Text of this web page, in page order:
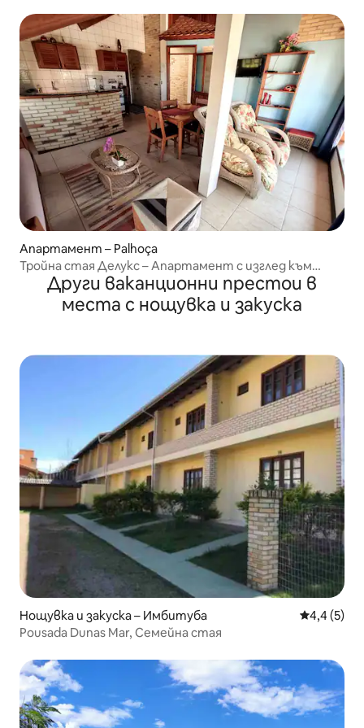
Апартамент – Palhoça
Тройна стая Делукс – Апартамент с изглед към
морето.
Други ваканционни престои в
места с нощувка и закуска
Нощувка и закуска – Имбитуба Средна
4,4 (5)
Pousada Dunas Mar, Семейна стая